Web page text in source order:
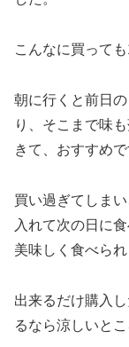
こんなに買って
朝に行くと前日
り、そこまで味
きて、おすすめで
買い過ぎてしま
入れて次の日に
美味しく食べられ
出来るだけ購入
るなら涼しいと